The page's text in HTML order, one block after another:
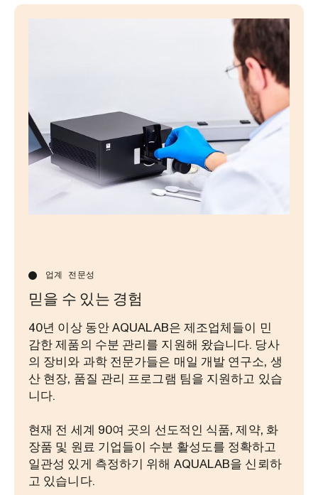
업계 전문성
믿을 수 있는 경험
40년 이상 동안 AQUALAB은 제조업체들이 민
감한 제품의 수분 관리를 지원해 왔습니다. 당사
의 장비와 과학 전문가들은 매일 개발 연구소, 생
산 현장, 품질 관리 프로그램 팀을 지원하고 있습
니다.
현재 전 세계 90여 곳의 선도적인 식품, 제약, 화
장품 및 원료 기업들이 수분 활성도를 정확하고
일관성 있게 측정하기 위해 AQUALAB을 신뢰하
고 있습니다.